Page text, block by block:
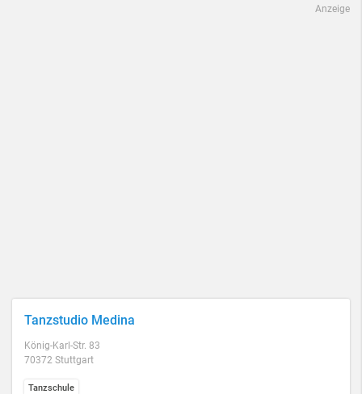
Anzeige
Tanzstudio Medina
König-Karl-Str. 83
70372 Stuttgart
Tanzschule